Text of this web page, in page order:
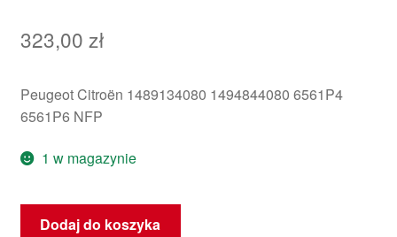
323,00 zł
Peugeot Citroën 1489134080 1494844080 6561P4
6561P6 NFP
1 w magazynie
ilośćDodaj do koszyka